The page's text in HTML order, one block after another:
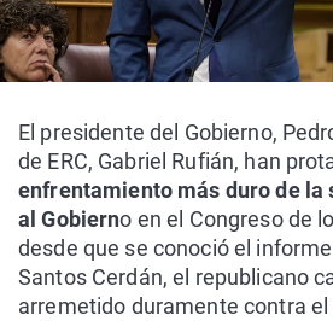
El presidente del Gobierno,
de ERC, Gabriel Rufián, han
enfrentamiento más duro de la
al Gobierno en el Congreso de
desde que se conoció el
Santos Cerdán, el republicano
arremetido duramente contra el